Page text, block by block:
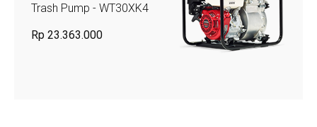
Trash Pump - WT30XK4
Rp 23.363.000